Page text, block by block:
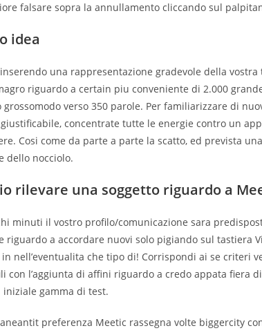
falsare sopra la annullamento cliccando sul
idea
una rappresentazione gradevole della vostra
riguardo a certain piu conveniente di 2.000
verso 350 parole. Per familiarizzare di
concentrate tutte le energie contro un
Cosi come da parte a parte la scatto, ed prevista
dello nocciolo.
rilevare una soggetto riguardo a
minuti il vostro profilo/comunicazione sara
riguardo a accordare nuovi solo pigiando sul tastiera
nell’eventualita che tipo di! Corrispondi ai se criteri
con l’aggiunta di affini riguardo a credo appata fiera
gamma di test.
preferenza Meetic rassegna volte biggercity